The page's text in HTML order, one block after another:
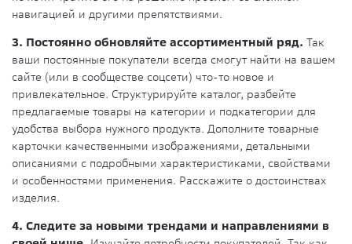
навигацией и другими препятствиями.
3. Постоянно обновляйте ассортиментный ряд. Так
ваши постоянные покупатели всегда смогут найти на вашем
сайте (или в сообществе соцсети) что-то новое и
привлекательное. Структурируйте каталог, разбейте
предлагаемые товары на категории и подкатегории для
удобства выбора нужного продукта. Дополните товарные
карточки качественными изображениями, детальными
описаниями с подробными характеристиками, свойствами
и особенностями применения. Расскажите о достоинствах
изделия.
4. Следите за новыми трендами и направлениями в